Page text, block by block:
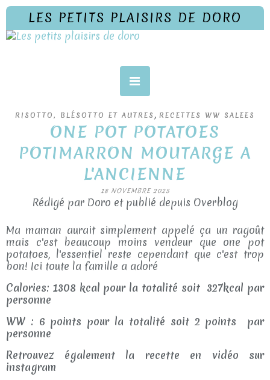
LES PETITS PLAISIRS DE DORO
RISOTTO, BLÉSOTTO ET AUTRES , RECETTES WW SALEES
ONE POT POTATOES
POTIMARRON MOUTARGE A
L'ANCIENNE
18 NOVEMBRE 2025
Rédigé par Doro et publié depuis Overblog
Ma maman aurait simplement appelé ça un ragoût
mais c'est beaucoup moins vendeur que one pot
potatoes, l'essentiel reste cependant que c'est trop
bon! Ici toute la famille a adoré
Calories: 1308 kcal pour la totalité soit 327kcal par
personne
WW : 6 points pour la totalité soit 2 points par
personne
Retrouvez également la recette en vidéo sur
instagram